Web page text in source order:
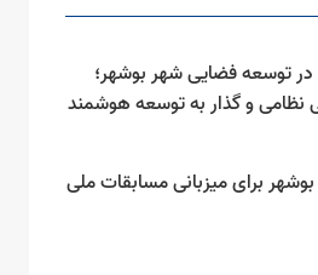
در توسعه فضایی شهر بوشهر؛
و گذار به توسعه هوشمند
برای میزبانی مسابقات ملی